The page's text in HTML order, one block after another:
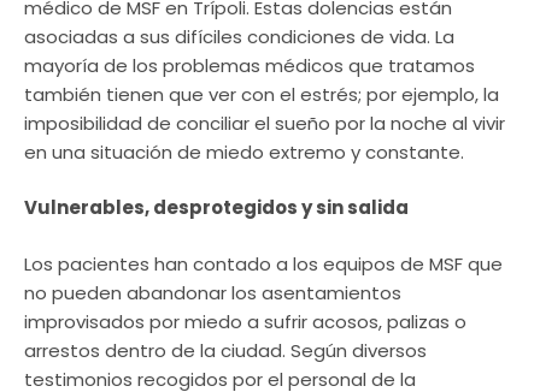
médico de MSF en Trípoli. Estas dolencias están
asociadas a sus difíciles condiciones de vida. La
mayoría de los problemas médicos que tratamos
también tienen que ver con el estrés; por ejemplo, la
imposibilidad de conciliar el sueño por la noche al vivir
en una situación de miedo extremo y constante.
Vulnerables, desprotegidos y sin salida
Los pacientes han contado a los equipos de MSF que
no pueden abandonar los asentamientos
improvisados por miedo a sufrir acosos, palizas o
arrestos dentro de la ciudad. Según diversos
testimonios recogidos por el personal de la